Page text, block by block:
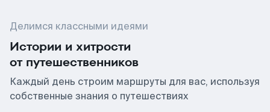
Делимся классными идеями
Истории и хитрости
от путешественников
Каждый день строим маршруты для вас, используя
собственные знания о путешествиях